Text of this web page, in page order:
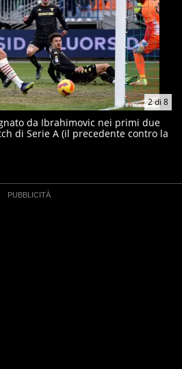
2di 8
da Ibrahimovic nei primi due
di Serie A (il precedente contro la